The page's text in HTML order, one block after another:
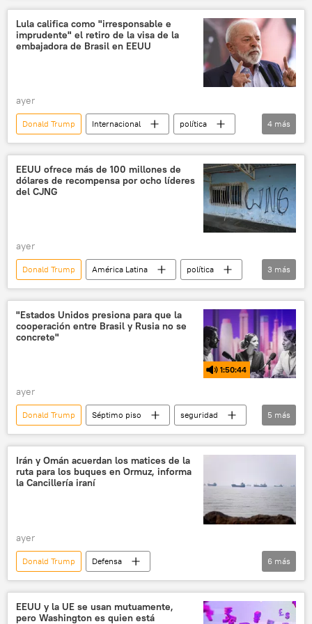
Israel
Chevron
Lula califica como "irresponsable e
imprudente" el retiro de la visa de la
embajadora de Brasil en EEUU
ayer
Donald Trump Internacional
política
Brasil
Departamento de Estado (EEUU)
Washington
EEUU
4 más
EEUU ofrece más de 100 millones de
dólares de recompensa por ocho líderes
del CJNG
ayer
Donald Trump América Latina
política
EEUU
CJNG
Departamento de Estado (EEUU)
3 más
"Estados Unidos presiona para que la
cooperación entre Brasil y Rusia no se
concrete"
1:50:44
ayer
Donald Trump Séptimo piso
seguridad
política
Brasil
Irán
Washington
BRICS
5 más
Irán y Omán acuerdan los matices de la
ruta para los buques en Ormuz, informa
la Cancillería iraní
ayer
Donald Trump
Defensa
📰 Escalada entre EEUU, Israel e Irán
🛡️ Zonas de conflicto
🌍 Oriente Medio
6 más
EEUU y la UE se usan mutuamente,
pero Washington es quien está